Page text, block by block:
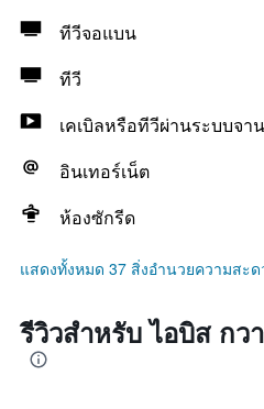
ทีวีจอแบน
ทีวี
เคเบิลหรือทีวีผ่านระบบจา
อินเทอร์เน็ต
ห้องซักรีด
แสดงทั้งหมด 37 สิ่งอำนวยความสะด
รีวิวสำหรับ ไอบิส กว